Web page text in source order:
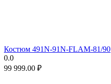
Костюм 491N-91N-FLAM-81/90
0.0
99 999.00 ₽